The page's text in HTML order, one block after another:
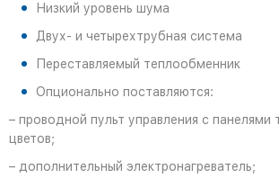
Низкий уровень шума
Двух- и четырехтрубная система
Переставляемый теплообменник
Опционально поставляются:
– проводной пульт управления с панелями
цветов;
– дополнительный электронагреватель;